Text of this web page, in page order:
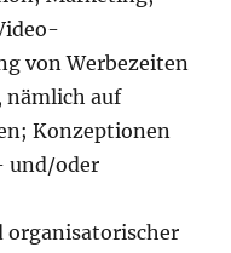
von Werbezeiten
nämlich auf
Konzeptionen
und/oder